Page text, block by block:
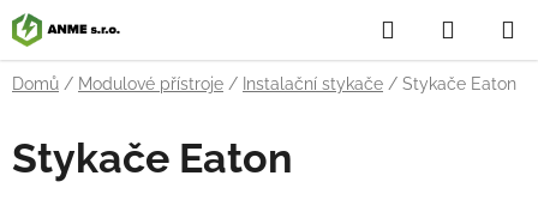
Přejít
na
obsah
Hledat
KOŠÍK
Domů / Modulové přístroje / Instalační stykače / Stykače Eaton
Stykače Eaton